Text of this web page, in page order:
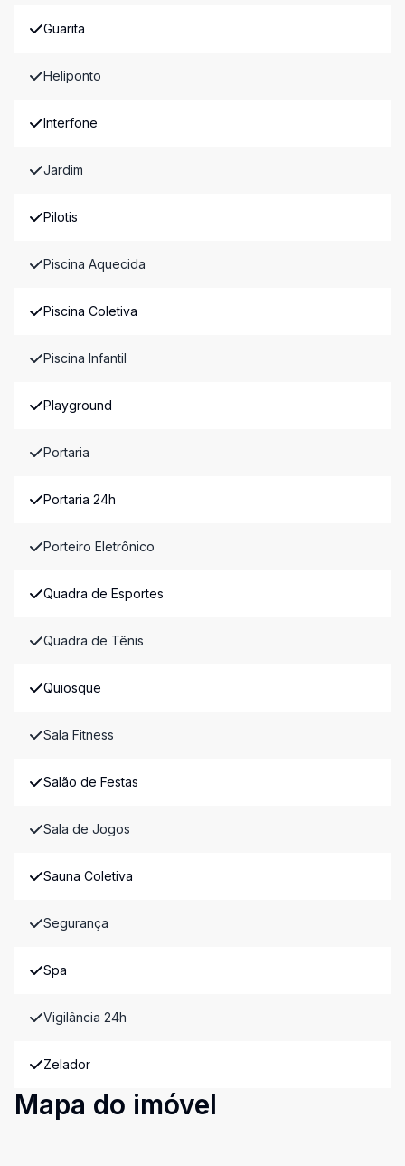
Guarita
Heliponto
Interfone
Jardim
Pilotis
Piscina Aquecida
Piscina Coletiva
Piscina Infantil
Playground
Portaria
Portaria 24h
Porteiro Eletrônico
Quadra de Esportes
Quadra de Tênis
Quiosque
Sala Fitness
Salão de Festas
Sala de Jogos
Sauna Coletiva
Segurança
Spa
Vigilância 24h
Zelador
Mapa do imóvel